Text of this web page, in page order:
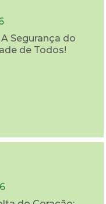
Segurança do
de Todos!